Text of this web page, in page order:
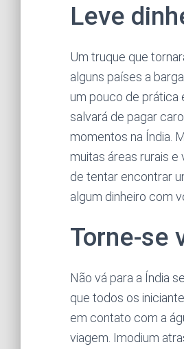
Leve
Um truque que
alguns países a
um pouco de prática
salvará de pagar
momentos na Índia.
muitas áreas rurais
de tentar encontrar
algum dinheiro com
Torne-se
Não vá para a Índia
que todos os
em contato com a
viagem. Imodium